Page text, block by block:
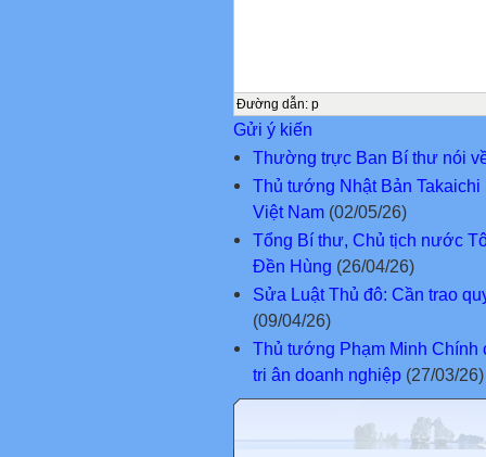
Đường dẫn: p
Gửi ý kiến
Thường trực Ban Bí thư nói
Thủ tướng Nhật Bản
Việt Nam (02/05/26)
Tổng Bí thư, Chủ tịch nước
Đền Hùng (26/04/26)
Sửa Luật Thủ đô: Cần trao
(09/04/26)
Thủ tướng Phạm Minh Chính
tri ân doanh nghiệp (27/03/26)